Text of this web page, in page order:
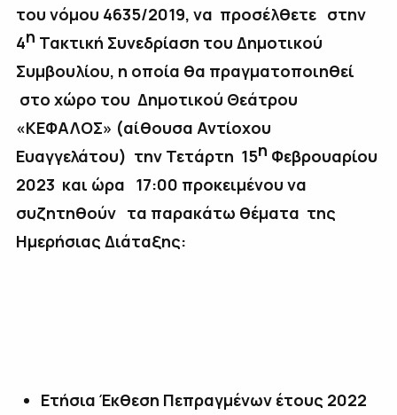
του νόμου 4635/2019, να προσέλθετε στην
4η Τακτική Συνεδρίαση του Δημοτικού
Συμβουλίου, η οποία θα πραγματοποιηθεί
στο χώρο του Δημοτικού Θεάτρου
«ΚΕΦΑΛΟΣ» (αίθουσα Αντίοχου
Ευαγγελάτου) την Τετάρτη 15η Φεβρουαρίου
2023 και ώρα 17:00 προκειμένου να
συζητηθούν τα παρακάτω θέματα της
Ημερήσιας Διάταξης:
Ετήσια Έκθεση Πεπραγμένων έτους 2022